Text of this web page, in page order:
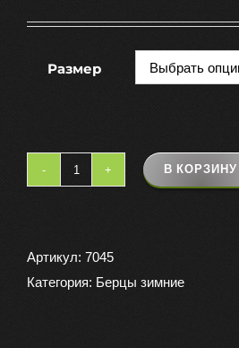
Размер
Количество
с
высоким
В КОРЗИНУ
Артикул: 7045
Категория: Берцы зимние